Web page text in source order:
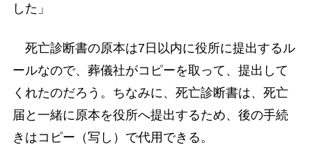
した」
死亡診断書の原本は7日以内に役所に提出するル
ールなので、葬儀社がコピーを取って、提出して
くれたのだろう。ちなみに、死亡診断書は、死亡
届と一緒に原本を役所へ提出するため、後の手続
きはコピー（写し）で代用できる。